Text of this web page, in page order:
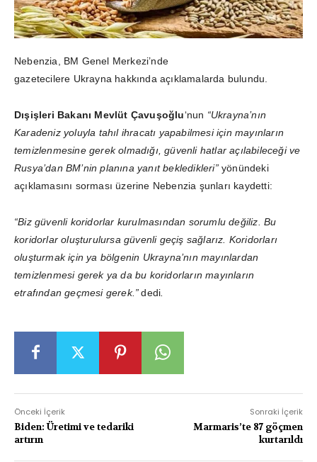
Nebenzia, BM Genel Merkezi’nde
gazetecilere Ukrayna hakkında açıklamalarda bulundu.
Dışişleri Bakanı Mevlüt Çavuşoğlu‘nun “Ukrayna’nın
Karadeniz yoluyla tahıl ihracatı yapabilmesi için mayınların
temizlenmesine gerek olmadığı, güvenli hatlar açılabileceği ve
Rusya’dan BM’nin planına yanıt bekledikleri”yönündeki
açıklamasını sorması üzerine Nebenzia şunları kaydetti:
“Biz güvenli koridorlar kurulmasından sorumlu değiliz. Bu
koridorlar oluşturulursa güvenli geçiş sağlarız. Koridorları
oluşturmak için ya bölgenin Ukrayna’nın mayınlardan
temizlenmesi gerek ya da bu koridorların mayınların
etrafından geçmesi gerek.” dedi
Önceki İçerik
Biden: Üretimi ve tedariki
artırın
Sonraki İçerik
Marmaris’te 87 göçmen
kurtarıldı